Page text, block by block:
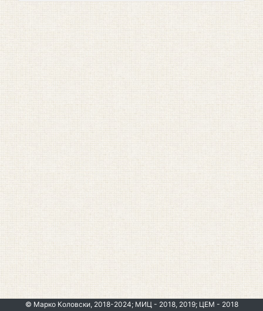
© Марко Коловски, 2018-2024; МИЦ - 2018, 2019; ЦЕМ - 2018